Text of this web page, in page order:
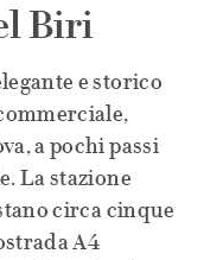
Biri
e storico
a pochi passi
La stazione
circa cinque
A4